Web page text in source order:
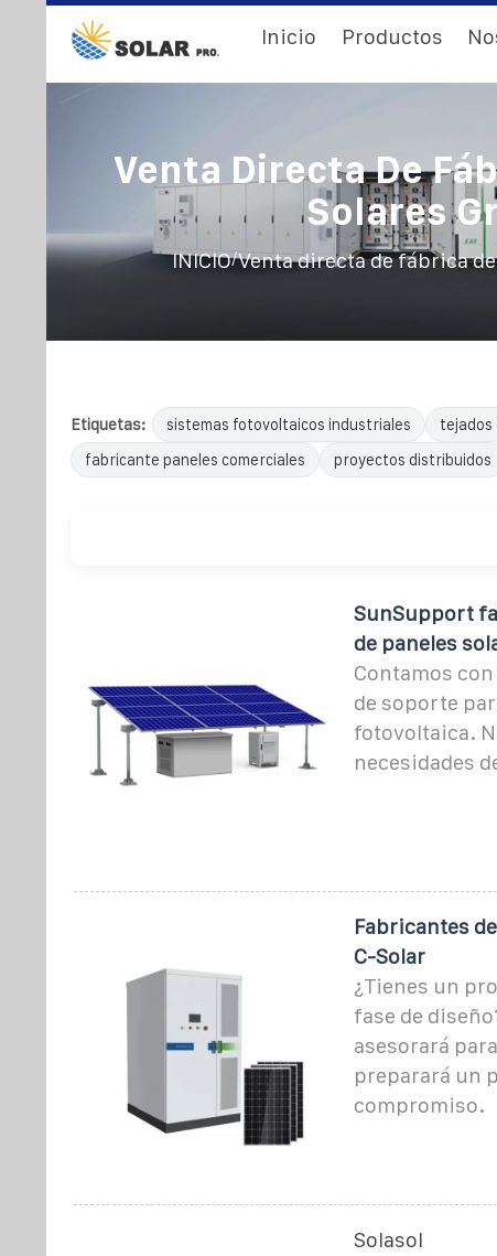
Inicio Productos
Venta Directa De
Solares
INICIO/Venta directa de fábrica
Etiquetas: sistemas fotovoltaicos industriales tejados
fabricante paneles comerciales
proyectos distribuidos
SunSupport
de paneles
Contamos
de soporte
fotovoltaica.
necesidades
Fabricantes
C-Solar
¿Tienes un
fase de
asesorará
preparará un
compromiso.
Solasol